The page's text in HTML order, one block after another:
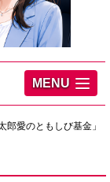
MENU
郎愛のともしび基金」